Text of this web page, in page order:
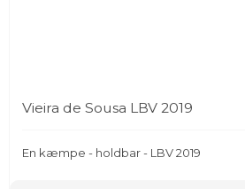
Vieira de Sousa LBV 2019
En kæmpe - holdbar - LBV 2019